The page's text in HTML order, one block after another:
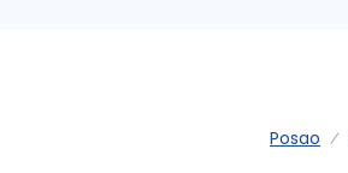
Posao